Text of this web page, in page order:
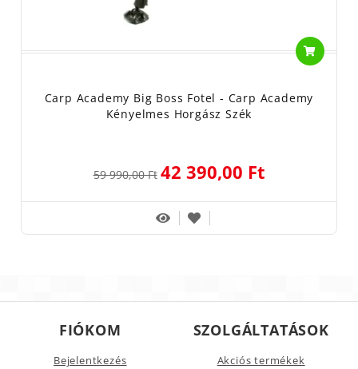
Carp Academy Big Boss Fotel - Carp Academy
Kényelmes Horgász Szék
59 990,00 Ft 42 390,00 Ft
FIÓKOM
Bejelentkezés
SZOLGÁLTATÁSOK
Akciós termékek